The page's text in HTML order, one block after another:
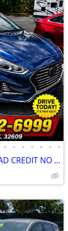
• • • • • • •
WE HAVE FINANCING FOR EVERYONE! BAD CREDIT NO PROBLEM! 352-372-6999